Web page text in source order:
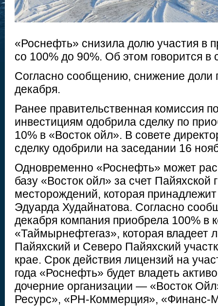
«Роснефть» снизила долю участия в
со 100% до 90%. Об этом говорится
Согласно сообщению, снижение доли
декабря.
Ранее правительственная комиссия
инвестициям одобрила сделку по
10% в «Восток ойл». В совете
сделку одобрили на заседании 16
Одновременно «Роснефть» может
базу «Восток ойл» за счет Пайяхской
месторождений, которая
Эдуарда Худайнатова. Согласно
декабря компания приобрела 100% в
«Таймырнефтегаз», которая владеет
Пайяхский и Северо Пайяхский
крае. Срок действия лицензий на
года «Роснефть» будет владеть
дочерние организации — «Восток
Ресурс», «РН-Коммерция», «Финанс-